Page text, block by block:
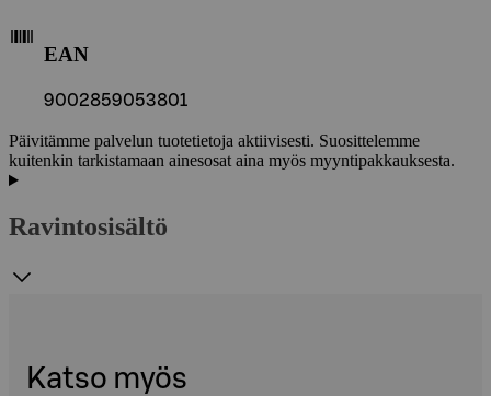
EAN
9002859053801
Päivitämme palvelun tuotetietoja aktiivisesti. Suosittelemme
kuitenkin tarkistamaan ainesosat aina myös myyntipakkauksesta.
Ravintosisältö
Katso myös